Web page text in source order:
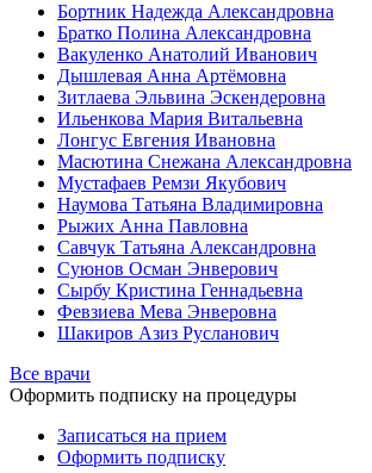
Бортник Надежда Александровна
Братко Полина Александровна
Вакуленко Анатолий Иванович
Дышлевая Анна Артёмовна
Зитлаева Эльвина Эскендеровна
Ильенкова Мария Витальевна
Лонгус Евгения Ивановна
Масютина Снежана Александровна
Мустафаев Ремзи Якубович
Наумова Татьяна Владимировна
Рыжих Анна Павловна
Савчук Татьяна Александровна
Суюнов Осман Энверович
Сырбу Кристина Геннадьевна
Февзиева Мева Энверовна
Шакиров Азиз Русланович
Все врачи
Оформить подписку на процедуры
Записаться на прием
Оформить подписку